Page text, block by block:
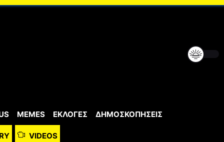
MEMES ΕΚΛΟΓΕΣ ΔΗΜΟΣΚΟΠΗΣΕΙΣ
VIDEOS